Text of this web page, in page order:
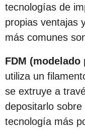
tecnologías de
propias ventajas
más comunes
FDM
utiliza un
se extruye a
depositarlo
tecnología más